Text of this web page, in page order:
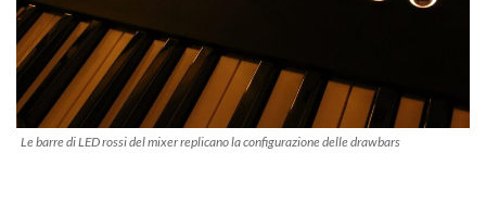
Le barre di LED rossi del mixer replicano la configurazione delle drawbars